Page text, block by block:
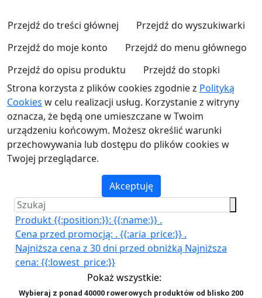
Przejdź do treści głównej
Przejdź do wyszukiwarki
Przejdź do moje konto
Przejdź do menu głównego
Przejdź do opisu produktu
Przejdź do stopki
Strona korzysta z plików cookies zgodnie z Polityką
Cookies w celu realizacji usług. Korzystanie z witryny
oznacza, że będą one umieszczane w Twoim
urządzeniu końcowym. Możesz określić warunki
przechowywania lub dostępu do plików cookies w
Twojej przeglądarce.
Akceptuję
Produkt {{:position:}}: {{:name:}} .
Cena przed promocją: . {{:aria_price:}} .
Najniższa cena z 30 dni przed obniżką Najniższa
cena: {{:lowest_price:}}
Pokaż wszystkie:
Wybieraj z ponad 40000 rowerowych produktów od blisko 200